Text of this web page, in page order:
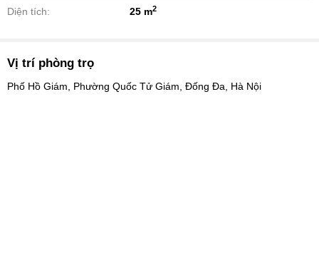
Diện tích: 25 m2
Vị trí phòng trọ
Phố Hồ Giám, Phường Quốc Tử Giám, Đống Đa, Hà Nội